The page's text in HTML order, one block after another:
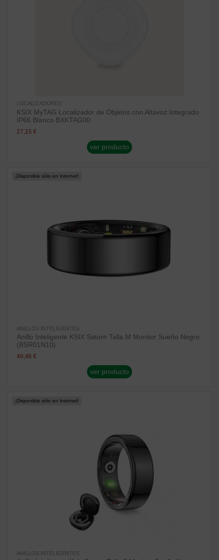
LOCALIZADORES
KSIX MyTAG Localizador de Objetos con Altavoz Integrado
IP66 Blanco BXKTAG00
27,15 €
ver producto
¡Disponible sólo en Internet!
ANILLOS INTELIGENTES
Anillo Inteligente KSIX Saturn Talla M Monitor Sueño Negro
(BSR01N10)
49,46 €
ver producto
¡Disponible sólo en Internet!
ANILLOS INTELIGENTES